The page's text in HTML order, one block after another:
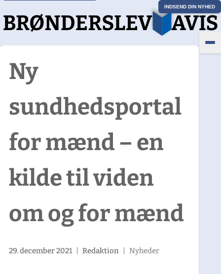
INDSEND DIN NYHED
Ny
sundhedsportal
for mænd – en
kilde til viden
om og for mænd
29. december 2021 |Redaktion |Nyheder